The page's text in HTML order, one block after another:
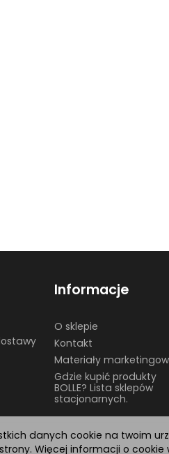
Informacje
O sklepie
Kontakt
Materiały
Gdzie kupić produkty
BOLLE? Lista sklepów
stacjonarnych.
danych cookie na twoim
Więcej informacji o cookie